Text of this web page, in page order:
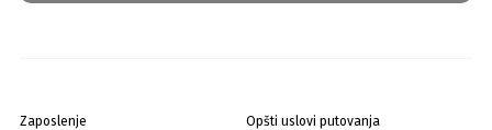
Zaposlenje Opšti uslovi putovanja